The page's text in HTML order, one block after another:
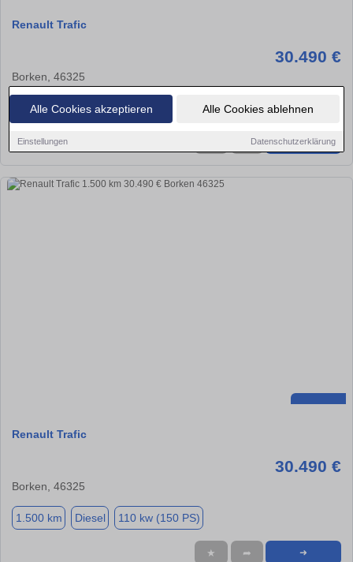
Alle Cookies akzeptieren Alle Cookies ablehnen
Einstellungen Datenschutzerklärung
Renault Trafic
30.490 €
Borken, 46325
1.500 km Diesel 110 kw (150 PS)
➜
Renault Trafic
30.490 €
Borken, 46325
1.500 km Diesel 110 kw (150 PS)
★ ➦ ➜